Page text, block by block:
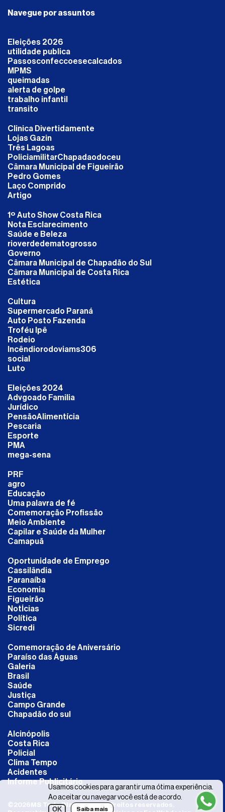
Navegue por assuntos
Eleições 2026
utilidade publica
Passosconfeccoesecalcados
MPMS
queimadas
alerta de golpe
trabalho infantil
transito
Clinica Divertidamente
Lojas Gazin
Três Lagoas
PoliciamilitarChapadaodoceu
Câmara Municipal de Figueirão
Pedro Gomes
Laço Comprido
Artigo
1º Auto Show Costa Rica
Nota Esclarecimento
Saúde e Beleza
rioverdedematogrosso
Governo
Câmara Municipal de Chapadão do Sul
Câmara Municipal de Costa Rica
Estética
Cultura
Supermercado Paraná
Auto Posto Fazenda
Troféu Ipê
Rodeio
Incêndiorodoviams306
social
Luto
Eleições 2024
Advgoado Familia
Jurídico
PensãoAlimentícia
Pescaria
Esporte
PMA
mega-sena
PRF
agro
Educação
Uma palavra de fé
Comemoração Profissão
Meio Ambiente
Capilar e Saúde da Mulher
Camapuã
Oportunidade de Emprego
Cassilândia
Paranaíba
Economia
Figueirão
NotÍcias
Política
Sicredi
Comemoração de Aniversário
Paraíso das Águas
Galeria
Brasil
Saúde
Justiça
Campo Grande
Chapadão do sul
Alcinópolis
Costa Rica
Policial
Clima Tempo
Acidentes
Informe Publicitário
©2026 MS Todo Dia- Todos os direitos reservados.
Usamos cookies para garantir uma ótima experiência.
Ao aceitar ou navegar você está de acordo.
OK Saiba mais